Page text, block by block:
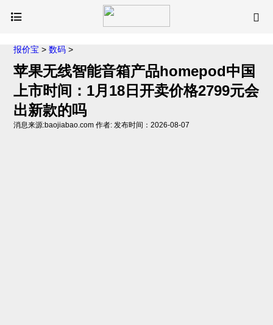
报价宝 >数码 >
苹果无线智能音箱产品homepod中国
上市时间：1月18日开卖价格2799元会
出新款的吗
消息来源:baojiabao.com 作者: 发布时间：2026-08-07